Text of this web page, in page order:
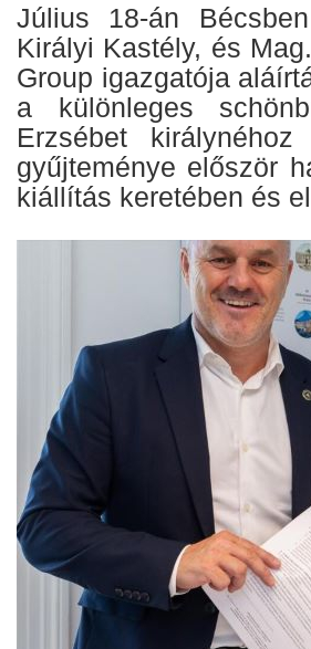
Július 18-án
Királyi Kastély, és
Group igazgatója
a különleges
Erzsébet
gyűjteménye először
kiállítás keretében és